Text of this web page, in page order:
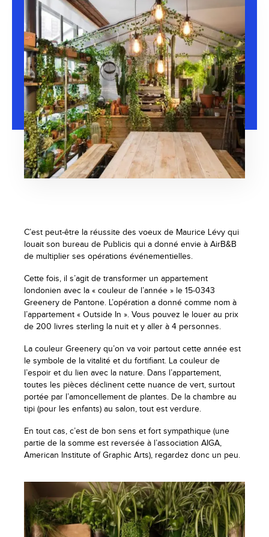
C’est peut-être la réussite des voeux de Maurice Lévy qui
louait son bureau de Publicis qui a donné envie à AirB&B
de multiplier ses opérations événementielles.
Cette fois, il s’agit de transformer un appartement
londonien avec la « couleur de l’année » le 15-0343
Greenery de Pantone. L’opération a donné comme nom à
l’appartement « Outside In ». Vous pouvez le louer au prix
de 200 livres sterling la nuit et y aller à 4 personnes.
La couleur Greenery qu’on va voir partout cette année est
le symbole de la vitalité et du fortifiant. La couleur de
l’espoir et du lien avec la nature. Dans l’appartement,
toutes les pièces déclinent cette nuance de vert, surtout
portée par l’amoncellement de plantes. De la chambre au
tipi (pour les enfants) au salon, tout est verdure.
En tout cas, c’est de bon sens et fort sympathique (une
partie de la somme est reversée à l’association AIGA,
American Institute of Graphic Arts), regardez donc un peu.